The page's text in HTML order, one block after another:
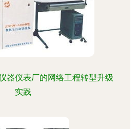
器仪表厂的网络工程转型升级
实践